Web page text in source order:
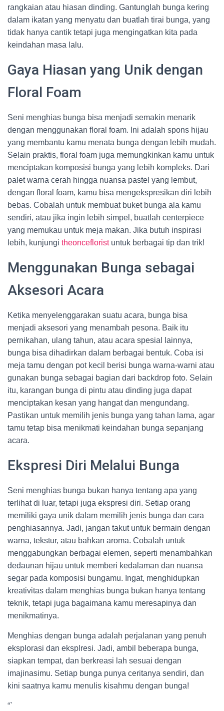
rangkaian atau hiasan dinding. Gantunglah bunga kering
dalam ikatan yang menyatu dan buatlah tirai bunga, yang
tidak hanya cantik tetapi juga mengingatkan kita pada
keindahan masa lalu.
Gaya Hiasan yang Unik dengan
Floral Foam
Seni menghias bunga bisa menjadi semakin menarik
dengan menggunakan floral foam. Ini adalah spons hijau
yang membantu kamu menata bunga dengan lebih mudah.
Selain praktis, floral foam juga memungkinkan kamu untuk
menciptakan komposisi bunga yang lebih kompleks. Dari
palet warna cerah hingga nuansa pastel yang lembut,
dengan floral foam, kamu bisa mengekspresikan diri lebih
bebas. Cobalah untuk membuat buket bunga ala kamu
sendiri, atau jika ingin lebih simpel, buatlah centerpiece
yang memukau untuk meja makan. Jika butuh inspirasi
lebih, kunjungi theoncefloristuntuk berbagai tip dan trik!
Menggunakan Bunga sebagai
Aksesori Acara
Ketika menyelenggarakan suatu acara, bunga bisa
menjadi aksesori yang menambah pesona. Baik itu
pernikahan, ulang tahun, atau acara spesial lainnya,
bunga bisa dihadirkan dalam berbagai bentuk. Coba isi
meja tamu dengan pot kecil berisi bunga warna-warni atau
gunakan bunga sebagai bagian dari backdrop foto. Selain
itu, karangan bunga di pintu atau dinding juga dapat
menciptakan kesan yang hangat dan mengundang.
Pastikan untuk memilih jenis bunga yang tahan lama, agar
tamu tetap bisa menikmati keindahan bunga sepanjang
acara.
Ekspresi Diri Melalui Bunga
Seni menghias bunga bukan hanya tentang apa yang
terlihat di luar, tetapi juga ekspresi diri. Setiap orang
memiliki gaya unik dalam memilih jenis bunga dan cara
penghiasannya. Jadi, jangan takut untuk bermain dengan
warna, tekstur, atau bahkan aroma. Cobalah untuk
menggabungkan berbagai elemen, seperti menambahkan
dedaunan hijau untuk memberi kedalaman dan nuansa
segar pada komposisi bungamu. Ingat, menghidupkan
kreativitas dalam menghias bunga bukan hanya tentang
teknik, tetapi juga bagaimana kamu meresapinya dan
menikmatinya.
Menghias dengan bunga adalah perjalanan yang penuh
eksplorasi dan eksplresi. Jadi, ambil beberapa bunga,
siapkan tempat, dan berkreasi lah sesuai dengan
imajinasimu. Setiap bunga punya ceritanya sendiri, dan
kini saatnya kamu menulis kisahmu dengan bunga!
“`